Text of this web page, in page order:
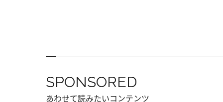
SPONSORED
あわせて読みたいコンテンツ